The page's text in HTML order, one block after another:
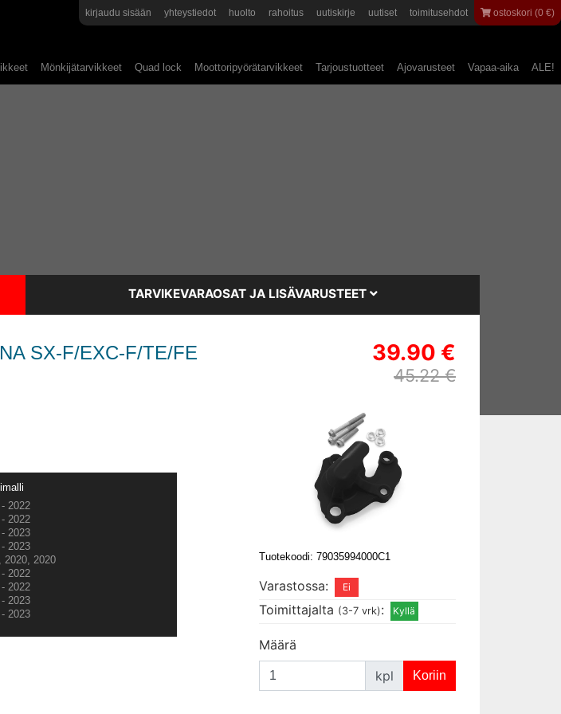
kirjaudu sisään yhteystiedot huolto rahoitus uutiskirje uutiset toimitusehdot ostoskori (0 €)
Mönkijätarvikkeet Quad lock Moottoripyörätarvikkeet Tarjoustuotteet Ajovarusteet Vapaa-aika ALE!
TARVIKEVARAOSAT JA LISÄVARUSTEET
SX-F/EXC-F/TE/FE
2022
2022
2023
2023
2020, 2020
2022
2022
2023
2023
39.90 €
45.22 €
Tuotekoodi: 79035994000C1
Varastossa:
Toimittajalta (3-7 vrk):
Määrä
kpl